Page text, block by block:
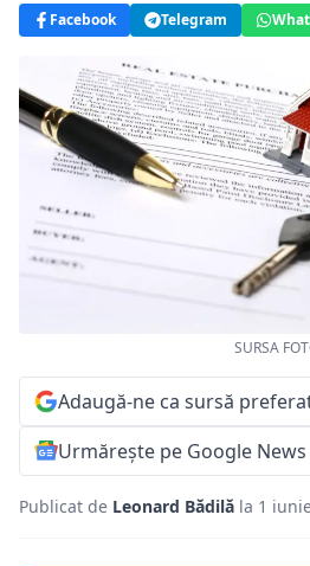
Facebook Telegram
SURSA
Adaugă-ne ca sursă
Urmărește pe Google News
Publicat de Leonard Bădilă la 1